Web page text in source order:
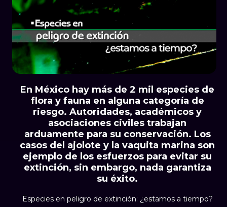
En México hay más de 2 mil especies de
flora y fauna en alguna categoría de
riesgo. Autoridades, académicos y
asociaciones civiles trabajan
arduamente para su conservación. Los
casos del ajolote y la vaquita marina son
ejemplo de los esfuerzos para evitar su
extinción, sin embargo, nada garantiza
su éxito.
Especies en peligro de extinción: ¿estamos a tiempo?